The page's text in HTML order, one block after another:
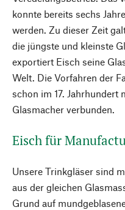
konnte bereits sechs
werden. Zu dieser Zeit
die jüngste und kleinste
exportiert Eisch seine
Welt. Die Vorfahren der
schon im 17. Jahrhundert
Glasmacher verbunden.
Eisch für
Unsere Trinkgläser sind
aus der gleichen
Grund auf